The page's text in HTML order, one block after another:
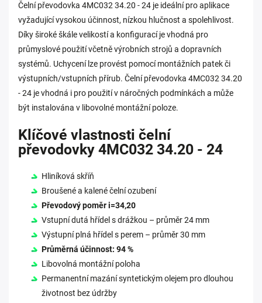
Čelní převodovka 4MC032 34.20 - 24 je ideální pro aplikace
vyžadující vysokou účinnost, nízkou hlučnost a spolehlivost.
Díky široké škále velikostí a konfigurací je vhodná pro
průmyslové použití včetně výrobních strojů a dopravních
systémů. Uchycení lze provést pomocí montážních patek či
výstupních/vstupních přírub. Čelní převodovka 4MC032 34.20
- 24 je vhodná i pro použití v náročných podmínkách a může
být instalována v libovolné montážní poloze.
Klíčové vlastnosti čelní
převodovky 4MC032 34.20 - 24
Hliníková skříň
Broušené a kalené čelní ozubení
Převodový poměr i=34,20
Vstupní dutá hřídel s drážkou – průměr 24 mm
Výstupní plná hřídel s perem – průměr 30 mm
Průměrná účinnost: 94 %
Libovolná montážní poloha
Permanentní mazání syntetickým olejem pro dlouhou
životnost bez údržby